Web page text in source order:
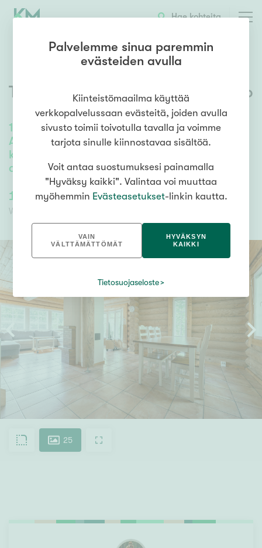
Hae kohteita
110 m²/110m²
Alakerta: oh, k, mh, khh, kph, s, wc, et sekä
kuisti, terassi, autokatos, varasto ... Yläkerta
aula, wc, 2-mh, parv
Tervapolku 3,Tahkovuori Kuopio
169 500,00 €
Velaton hinta
169 500,00 €
25
Palvelemme sinua paremmin
evästeiden avulla
Kiinteistömaailma käyttää
verkkopalvelussaan evästeitä, joiden avulla
sivusto toimii toivotulla tavalla ja voimme
tarjota sinulle kiinnostavaa sisältöä.
Voit antaa suostumuksesi painamalla
"Hyväksy kaikki". Valintaa voi muuttaa
myöhemmin Evästeasetukset-linkin kautta.
VAIN
VÄLTTÄMÄTTÖMÄT
HYVÄKSYN
KAIKKI
Tietosuojaseloste